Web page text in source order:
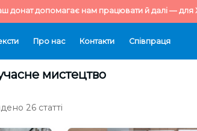
донат допомагає нам працювати й далі — для
Про нас Контакти Cпівпраця
мистецтво
26 статті